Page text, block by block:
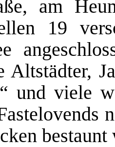
am
19
Altstädter,
und viele
bestaunt